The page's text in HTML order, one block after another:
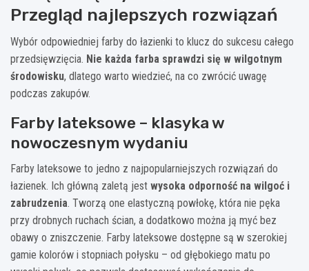
Przegląd najlepszych rozwiązań
Wybór odpowiedniej farby do łazienki to klucz do sukcesu całego
przedsięwzięcia. Nie każda farba sprawdzi się w wilgotnym
środowisku, dlatego warto wiedzieć, na co zwrócić uwagę
podczas zakupów.
Farby lateksowe – klasyka w
nowoczesnym wydaniu
Farby lateksowe to jedno z najpopularniejszych rozwiązań do
łazienek. Ich główną zaletą jest wysoka odporność na wilgoć i
zabrudzenia. Tworzą one elastyczną powłokę, która nie pęka
przy drobnych ruchach ścian, a dodatkowo można ją myć bez
obawy o zniszczenie. Farby lateksowe dostępne są w szerokiej
gamie kolorów i stopniach połysku – od głębokiego matu po